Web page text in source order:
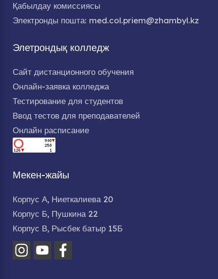
Қабылдау комиссиясы
Электронды пошта: med.col.priem@zhambyl.kz
Элетрондық колледж
Сайт дистанционного обучения
Онлайн-заявка колледжа
Тестирование для студентов
Ввод тестов для преподавателей
Онлайн расписание
Мекен-жайы
Корпус А, Ниеткалиева 20
Корпус Б, Пушкина 22
Корпус В, Рысбек батыр 15Б